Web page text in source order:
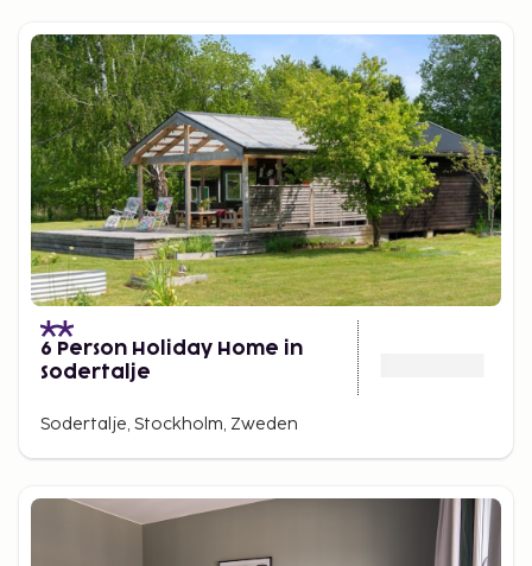
6 Person Holiday Home in
Sodertalje
Sodertalje, Stockholm, Zweden